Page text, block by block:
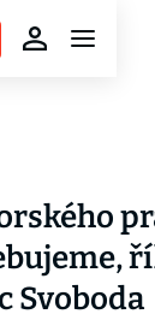
Svoboda